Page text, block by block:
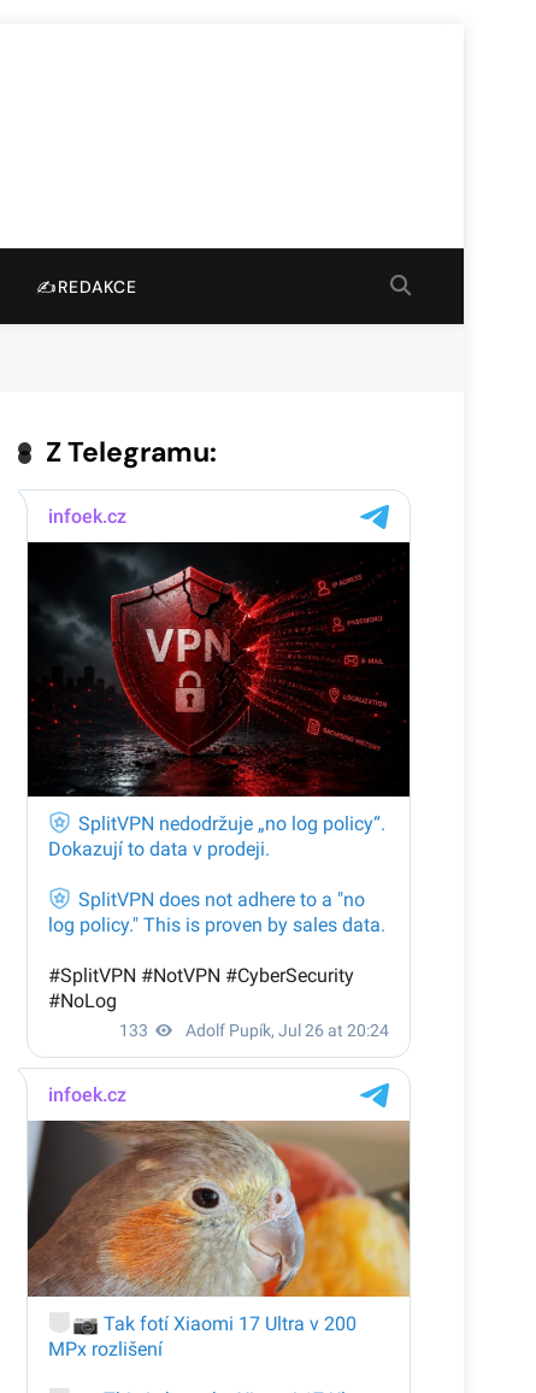
✍️REDAKCE
Z Telegramu: